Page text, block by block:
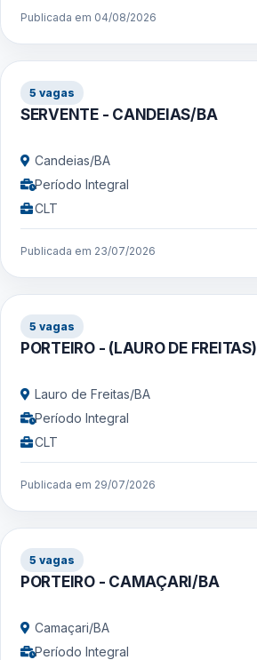
Publicada em 04/08/2026
5 vagas
SERVENTE - CANDEIAS/BA
Candeias/BA
Período Integral
CLT
Publicada em 23/07/2026
5 vagas
PORTEIRO - (LAURO DE FREITAS)
Lauro de Freitas/BA
Período Integral
CLT
Publicada em 29/07/2026
5 vagas
PORTEIRO - CAMAÇARI/BA
Camaçari/BA
Período Integral